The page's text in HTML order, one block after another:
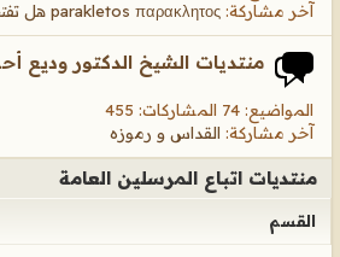
آخر مشاركة: parakletos παρακλητος هل تفتحر به يا مسيحى؟؟
منتديات الشيخ الدكتور وديع
المواضيع: 74 المشاركات: 455
آخر مشاركة: القداس و رموزه
منتديات اتباع المرسلين العامة
القسم